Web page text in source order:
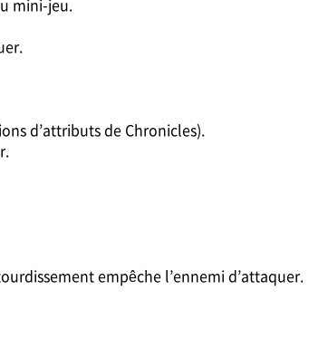
d’attributs de Chronicles).
empêche l’ennemi d’attaquer.